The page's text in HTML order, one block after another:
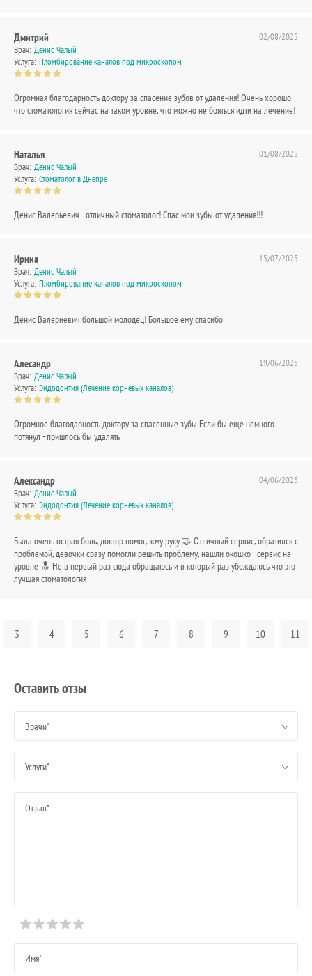
Дмитрий
Врач: Денис Чалый
Услуга: Пломбирование каналов под микроскопом
02/08/2025
Огромная благодарность доктору за спасение зубов от удаления! Очень хорошо
что стоматология сейчас на таком уровне, что можно не бояться идти на лечение!
Наталья
Врач: Денис Чалый
Услуга: Стоматолог в Днепре
01/08/2025
Денис Валерьевич - отличный стоматолог! Спас мои зубы от удаления!!!
Ирина
Врач: Денис Чалый
Услуга: Пломбирование каналов под микроскопом
15/07/2025
Денис Валериевич большой молодец! Большое ему спасибо
Алесандр
Врач: Денис Чалый
Услуга: Эндодонтия (Лечение корневых каналов)
19/06/2025
Огромное благодарность доктору за спасенные зубы Если бы еще немного
потянул - пришлось бы удалять
Александр
Врач: Денис Чалый
Услуга: Эндодонтия (Лечение корневых каналов)
04/06/2025
Была очень острая боль, доктор помог, жму руку 🤝 Отличный сервис, обратился с
проблемой, девочки сразу помогли решить проблему, нашли окошко - сервис на
уровне 🔝 Не в первый раз сюда обращаюсь и в который раз убеждаюсь что это
лучшая стоматология
3 4 5 6 7 8 9 10 11
Оставить отзы
Врачи*
Услуги*